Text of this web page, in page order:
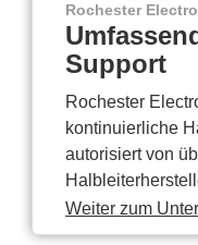
Rochester
Support
Rochester
kontinuierliche
autorisiert von
Weiter zum